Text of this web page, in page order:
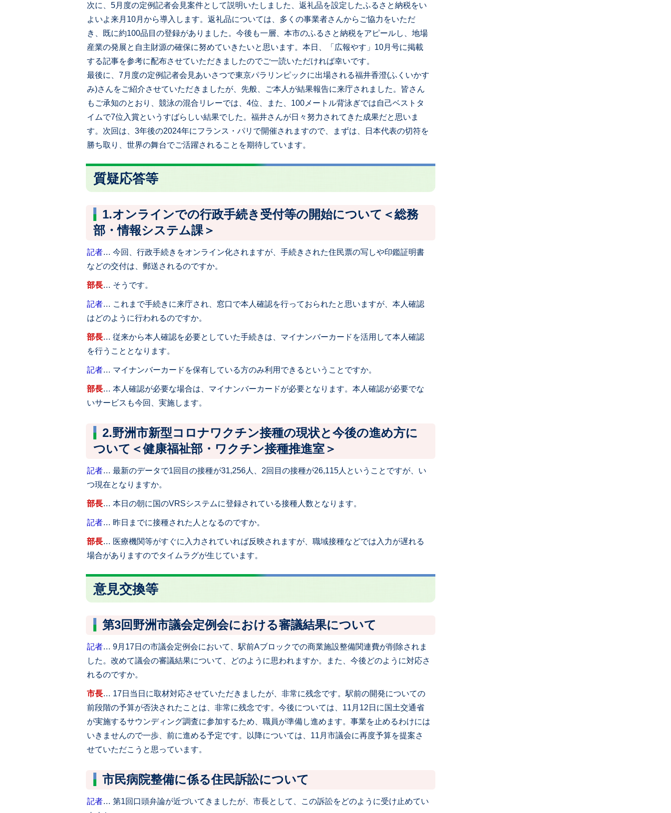
次に、5月度の定例記者会見案件として説明いたしました、返礼品を設定したふるさと納税をい
よいよ来月10月から導入します。返礼品については、多くの事業者さんからご協力をいただ
き、既に約100品目の登録がありました。今後も一層、本市のふるさと納税をアピールし、地場
産業の発展と自主財源の確保に努めていきたいと思います。本日、「広報やす」10月号に掲載
する記事を参考に配布させていただきましたのでご一読いただければ幸いです。
最後に、7月度の定例記者会見あいさつで東京パラリンピックに出場される福井香澄(ふくいかす
み)さんをご紹介させていただきましたが、先般、ご本人が結果報告に来庁されました。皆さん
もご承知のとおり、競泳の混合リレーでは、4位、また、100メートル背泳ぎでは自己ベストタ
イムで7位入賞というすばらしい結果でした。福井さんが日々努力されてきた成果だと思いま
す。次回は、3年後の2024年にフランス・パリで開催されますので、まずは、日本代表の切符を
勝ち取り、世界の舞台でご活躍されることを期待しています。
質疑応答等
1.オンラインでの行政手続き受付等の開始について＜総務
部・情報システム課＞
記者… 今回、行政手続きをオンライン化されますが、手続きされた住民票の写しや印鑑証明書
などの交付は、郵送されるのですか。
部長… そうです。
記者… これまで手続きに来庁され、窓口で本人確認を行っておられたと思いますが、本人確認
はどのように行われるのですか。
部長… 従来から本人確認を必要としていた手続きは、マイナンバーカードを活用して本人確認
を行うこととなります。
記者… マイナンバーカードを保有している方のみ利用できるということですか。
部長… 本人確認が必要な場合は、マイナンバーカードが必要となります。本人確認が必要でな
いサービスも今回、実施します。
2.野洲市新型コロナワクチン接種の現状と今後の進め方に
ついて＜健康福祉部・ワクチン接種推進室＞
記者… 最新のデータで1回目の接種が31,256人、2回目の接種が26,115人ということですが、い
つ現在となりますか。
部長… 本日の朝に国のVRSシステムに登録されている接種人数となります。
記者… 昨日までに接種された人となるのですか。
部長… 医療機関等がすぐに入力されていれば反映されますが、職域接種などでは入力が遅れる
場合がありますのでタイムラグが生じています。
意見交換等
第3回野洲市議会定例会における審議結果について
記者… 9月17日の市議会定例会において、駅前Aブロックでの商業施設整備関連費が削除されま
した。改めて議会の審議結果について、どのように思われますか。また、今後どのように対応さ
れるのですか。
市長… 17日当日に取材対応させていただきましたが、非常に残念です。駅前の開発についての
前段階の予算が否決されたことは、非常に残念です。今後については、11月12日に国土交通省
が実施するサウンディング調査に参加するため、職員が準備し進めます。事業を止めるわけには
いきませんので一歩、前に進める予定です。以降については、11月市議会に再度予算を提案さ
せていただこうと思っています。
市民病院整備に係る住民訴訟について
記者… 第1回口頭弁論が近づいてきましたが、市長として、この訴訟をどのように受け止めてい